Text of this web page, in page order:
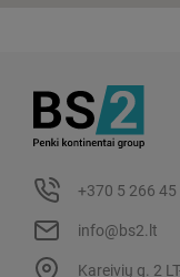
+370 5 266 45
info@bs2.lt
Kareivių g. 2